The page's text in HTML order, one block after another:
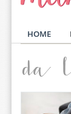
HOME
da